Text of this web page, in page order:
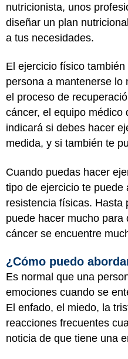
nutricionista, unos
diseñar un plan
a tus necesidades.
El ejercicio físico
persona a mantenerse lo
el proceso de
cáncer, el equipo médico
indicará si debes hacer
medida, y si también te
Cuando puedas hacer
tipo de ejercicio te puede
resistencia físicas. Hasta
puede hacer mucho para
cáncer se encuentre
¿Cómo puedo
Es normal que una
emociones cuando se
El enfado, el miedo, la
reacciones frecuentes
noticia de que tiene una